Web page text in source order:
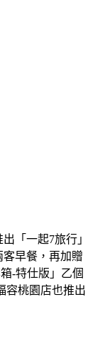
「一起7旅行」
早餐，再加贈
-特仕版」乙個
容桃園店也推出